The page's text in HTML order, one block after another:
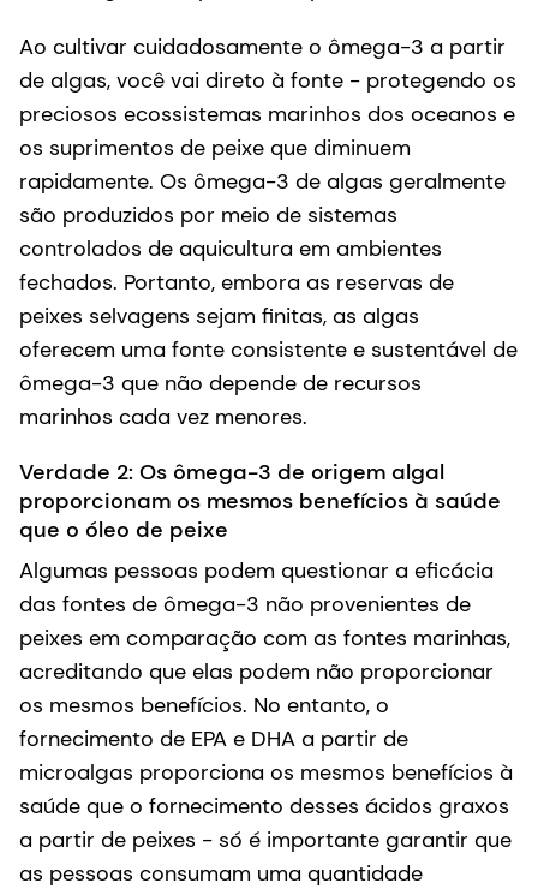
Ao cultivar cuidadosamente o ômega-3 a partir
de algas, você vai direto à fonte - protegendo os
preciosos ecossistemas marinhos dos oceanos e
os suprimentos de peixe que diminuem
rapidamente. Os ômega-3 de algas geralmente
são produzidos por meio de sistemas
controlados de aquicultura em ambientes
fechados. Portanto, embora as reservas de
peixes selvagens sejam finitas, as algas
oferecem uma fonte consistente e sustentável de
ômega-3 que não depende de recursos
marinhos cada vez menores.
Verdade 2: Os ômega-3 de origem algal
proporcionam os mesmos benefícios à saúde
que o óleo de peixe
Algumas pessoas podem questionar a eficácia
das fontes de ômega-3 não provenientes de
peixes em comparação com as fontes marinhas,
acreditando que elas podem não proporcionar
os mesmos benefícios. No entanto, o
fornecimento de EPA e DHA a partir de
microalgas proporciona os mesmos benefícios à
saúde que o fornecimento desses ácidos graxos
a partir de peixes - só é importante garantir que
as pessoas consumam uma quantidade